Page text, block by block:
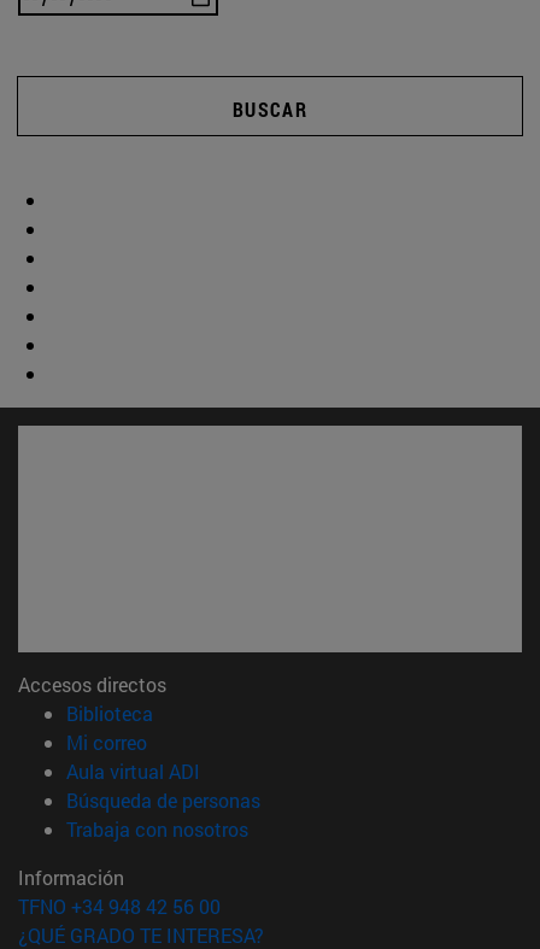
BUSCAR
Accesos directos
Biblioteca
Mi correo(abre en nueva ventana)
Aula virtual ADI
Búsqueda de personas(abre en nueva ventana)
Trabaja con nosotros(abre en nueva ventana)
Información
TFNO +34 948 42 56 00
¿QUÉ GRADO TE INTERESA?